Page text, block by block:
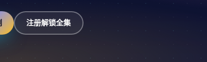
注册解锁全集